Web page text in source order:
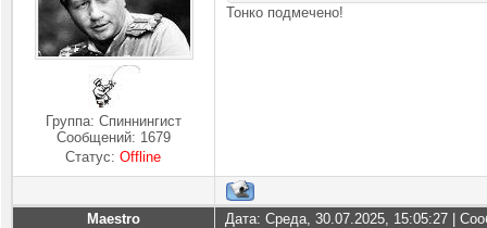
Группа: Спиннингист
Сообщений: 1679
Статус:Offline
Тонко подмечено!
Maestro Дата: Среда, 30.07.2025, 15:05:27 |